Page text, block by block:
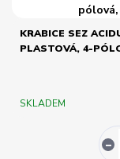
KRABICE SEZ
PLASTOVÁ, 4-
SKLADEM